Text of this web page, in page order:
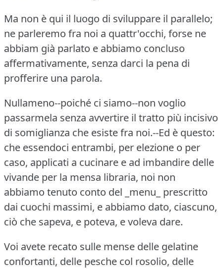
Ma non è qui il luogo di sviluppare il parallelo;
ne parleremo fra noi a quattr'occhi, forse ne
abbiam già parlato e abbiamo concluso
affermativamente, senza darci la pena di
profferire una parola.
Nullameno--poiché ci siamo--non voglio
passarmela senza avvertire il tratto più incisivo
di somiglianza che esiste fra noi.--Ed è questo:
che essendoci entrambi, per elezione o per
caso, applicati a cucinare e ad imbandire delle
vivande per la mensa libraria, noi non
abbiamo tenuto conto del _menu_ prescritto
dai cuochi massimi, e abbiamo dato, ciascuno,
ciò che sapeva, e poteva, e voleva dare.
Voi avete recato sulle mense delle gelatine
confortanti, delle pesche col rosolio, delle